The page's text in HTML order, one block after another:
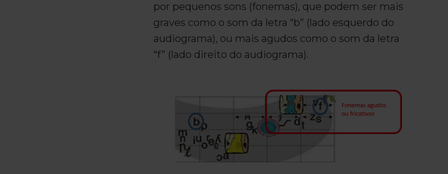
por pequenos sons (fonemas), que podem ser mais
graves como o som da letra “b” (lado esquerdo do
audiograma), ou mais agudos como o som da letra
“f” (lado direito do audiograma).